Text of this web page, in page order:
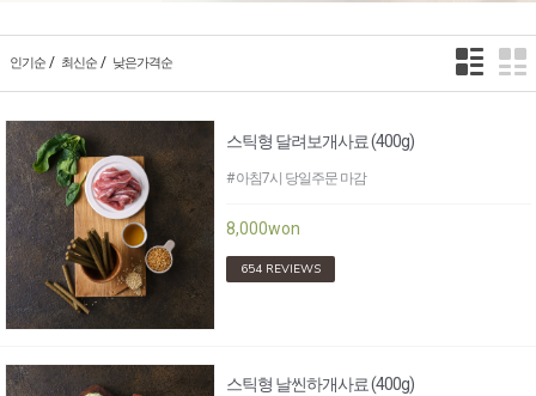
인기순 / 최신순 / 낮은가격순
스틱형 달려보개사료 (400g)
# 아침7시 당일주문 마감
8,000won
654 REVIEWS
스틱형 날씬하개사료 (400g)